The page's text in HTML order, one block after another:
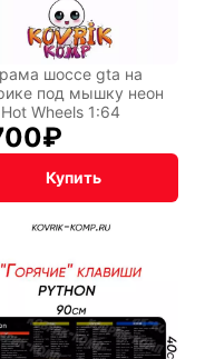
шоссе gta на
под мышку неон
Wheels 1:64
₽
Купить